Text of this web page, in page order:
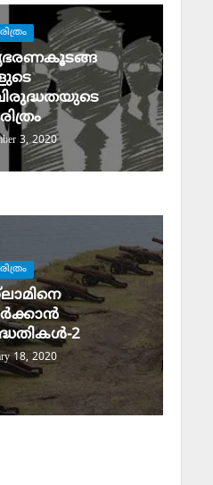
3, 2020
2
18, 2020